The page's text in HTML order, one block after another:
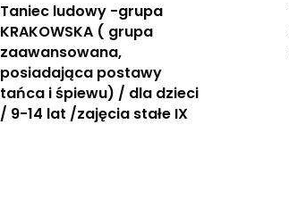
Taniec ludowy -grupa
KRAKOWSKA ( grupa
zaawansowana,
posiadająca postawy
tańca i śpiewu) / dla dzieci
/ 9-14 lat /zajęcia stałe IX